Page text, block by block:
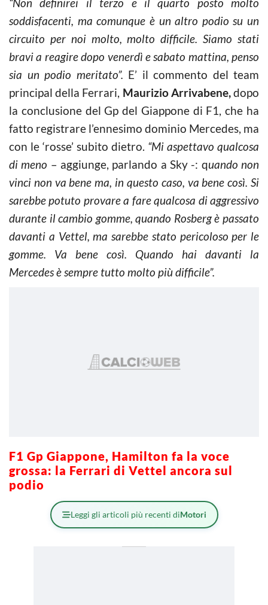
soddisfacenti, ma comunque è un altro podio su un
circuito per noi molto, molto difficile. Siamo stati
bravi a reagire dopo venerdì e sabato mattina, penso
sia un podio meritato”. E’ il commento del team
principal della Ferrari, Maurizio Arrivabene,dopo
la conclusione del Gp del Giappone di F1, che ha
fatto registrare l’ennesimo dominio Mercedes, ma
con le ‘rosse’ subito dietro. “Mi aspettavo qualcosa
di meno – aggiunge, parlando a Sky -: quando non
vinci non va bene ma, in questo caso, va bene così. Si
sarebbe potuto provare a fare qualcosa di aggressivo
durante il cambio gomme, quando Rosberg è passato
davanti a Vettel, ma sarebbe stato pericoloso per le
gomme. Va bene così. Quando hai davanti la
Mercedes è sempre tutto molto più difficile”.
F1 Gp Giappone, Hamilton fa la voce
grossa: la Ferrari di Vettel ancora sul
podio
Leggi gli articoli più recenti diMotori